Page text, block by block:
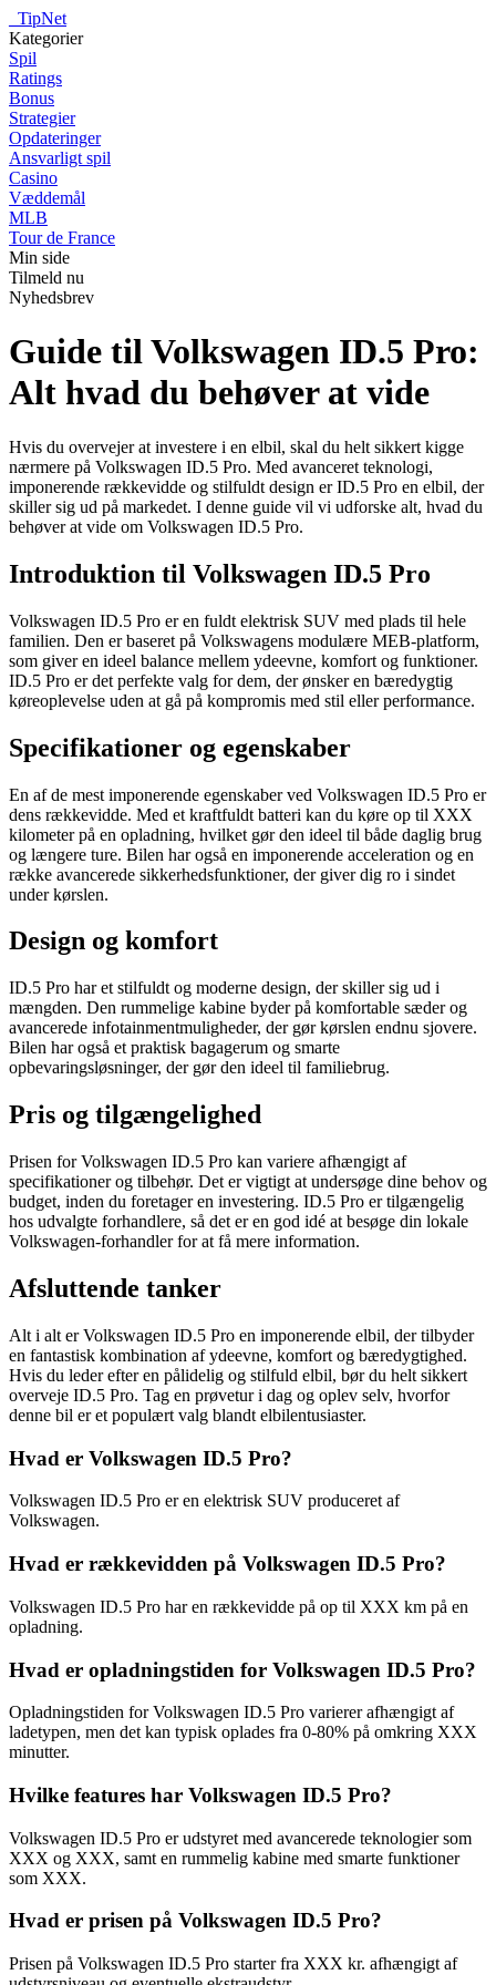
TipNet
Kategorier
Spil
Ratings
Bonus
Strategier
Opdateringer
Ansvarligt spil
Casino
Væddemål
MLB
Tour de France
Min side
Tilmeld nu
Nyhedsbrev
Guide til Volkswagen ID.5 Pro:
Alt hvad du behøver at vide
Hvis du overvejer at investere i en elbil, skal du helt sikkert kigge
nærmere på Volkswagen ID.5 Pro. Med avanceret teknologi,
imponerende rækkevidde og stilfuldt design er ID.5 Pro en elbil, der
skiller sig ud på markedet. I denne guide vil vi udforske alt, hvad du
behøver at vide om Volkswagen ID.5 Pro.
Introduktion til Volkswagen ID.5 Pro
Volkswagen ID.5 Pro er en fuldt elektrisk SUV med plads til hele
familien. Den er baseret på Volkswagens modulære MEB-platform,
som giver en ideel balance mellem ydeevne, komfort og funktioner.
ID.5 Pro er det perfekte valg for dem, der ønsker en bæredygtig
køreoplevelse uden at gå på kompromis med stil eller performance.
Specifikationer og egenskaber
En af de mest imponerende egenskaber ved Volkswagen ID.5 Pro er
dens rækkevidde. Med et kraftfuldt batteri kan du køre op til XXX
kilometer på en opladning, hvilket gør den ideel til både daglig brug
og længere ture. Bilen har også en imponerende acceleration og en
række avancerede sikkerhedsfunktioner, der giver dig ro i sindet
under kørslen.
Design og komfort
ID.5 Pro har et stilfuldt og moderne design, der skiller sig ud i
mængden. Den rummelige kabine byder på komfortable sæder og
avancerede infotainmentmuligheder, der gør kørslen endnu sjovere.
Bilen har også et praktisk bagagerum og smarte
opbevaringsløsninger, der gør den ideel til familiebrug.
Pris og tilgængelighed
Prisen for Volkswagen ID.5 Pro kan variere afhængigt af
specifikationer og tilbehør. Det er vigtigt at undersøge dine behov og
budget, inden du foretager en investering. ID.5 Pro er tilgængelig
hos udvalgte forhandlere, så det er en god idé at besøge din lokale
Volkswagen-forhandler for at få mere information.
Afsluttende tanker
Alt i alt er Volkswagen ID.5 Pro en imponerende elbil, der tilbyder
en fantastisk kombination af ydeevne, komfort og bæredygtighed.
Hvis du leder efter en pålidelig og stilfuld elbil, bør du helt sikkert
overveje ID.5 Pro. Tag en prøvetur i dag og oplev selv, hvorfor
denne bil er et populært valg blandt elbilentusiaster.
Hvad er Volkswagen ID.5 Pro?
Volkswagen ID.5 Pro er en elektrisk SUV produceret af
Volkswagen.
Hvad er rækkevidden på Volkswagen ID.5 Pro?
Volkswagen ID.5 Pro har en rækkevidde på op til XXX km på en
opladning.
Hvad er opladningstiden for Volkswagen ID.5 Pro?
Opladningstiden for Volkswagen ID.5 Pro varierer afhængigt af
ladetypen, men det kan typisk oplades fra 0-80% på omkring XXX
minutter.
Hvilke features har Volkswagen ID.5 Pro?
Volkswagen ID.5 Pro er udstyret med avancerede teknologier som
XXX og XXX, samt en rummelig kabine med smarte funktioner
som XXX.
Hvad er prisen på Volkswagen ID.5 Pro?
Prisen på Volkswagen ID.5 Pro starter fra XXX kr. afhængigt af